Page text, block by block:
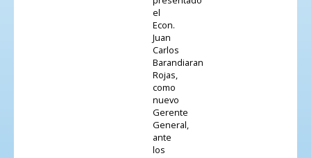
el
Econ.
Juan
Carlos
Barandiaran
Rojas,
como
nuevo
Gerente
General,
ante
los